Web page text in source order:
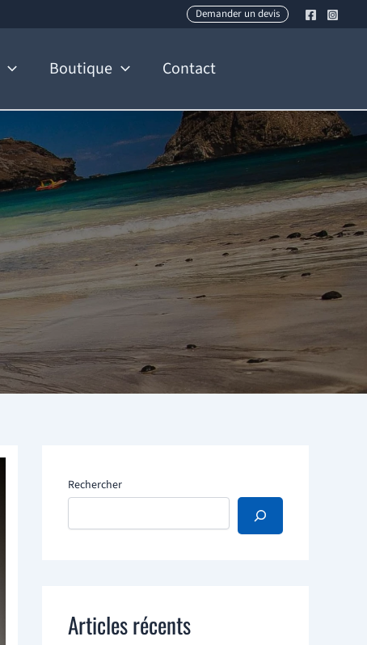
Demander un devis
Boutique Contact
Rechercher
Articles récents